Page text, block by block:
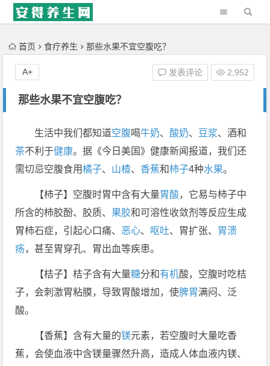
'); })();
首页 食疗养生 那些水果不宜空腹吃？
那些水果不宜空腹吃？
发表评论 2,952
A+
生活中我们都知道空腹喝牛奶、 酸奶、 豆浆、酒和
茶不利于健康。据《今日美国》健康新闻报道，我们还
需切忌空腹食用橘子、 山楂、 香蕉和柿子4种水果。
【柿子】空腹时胃中含有大量胃酸，它易与柿子中
所含的柿胶酚、胶质、 果胶和可溶性收敛剂等反应生成
胃柿石症，引起心口痛、 恶心、 呕吐、胃扩张、 胃溃
疡，甚至胃穿孔、胃出血等疾患。
【桔子】桔子含有大量糖分和有机酸，空腹时吃桔
子，会刺激胃粘膜，导致胃酸增加，使脾胃满闷、泛
酸。
【香蕉】含有大量的镁元素，若空腹时大量吃香
蕉，会使血液中含镁量骤然升高，造成人体血液内镁、